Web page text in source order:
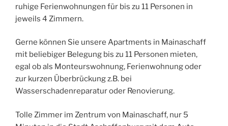
ruhige Ferienwohnungen für bis zu 11 Personen in
jeweils 4 Zimmern.
Gerne können Sie unsere Apartments in Mainaschaff
mit beliebiger Belegung bis zu 11 Personen mieten,
egal ob als Monteurswohnung, Ferienwohnung oder
zur kurzen Überbrückung z.B. bei
Wasserschadenreparatur oder Renovierung.
Tolle Zimmer im Zentrum von Mainaschaff, nur 5